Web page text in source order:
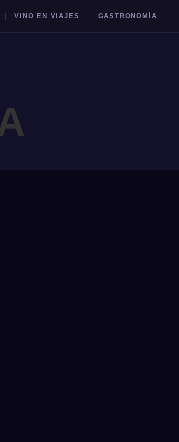
VINO EN VIAJES GASTRONOMÍA